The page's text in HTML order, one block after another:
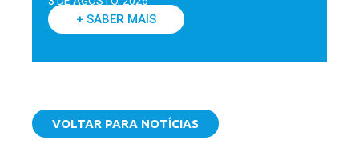
+ SABER MAIS
VOLTAR PARA NOTÍCIAS